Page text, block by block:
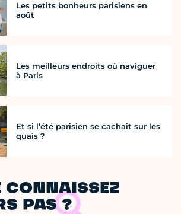
Les petits bonheurs parisiens en
août
Les meilleurs endroits où naviguer
à Paris
Et si l’été parisien se cachait sur les
quais ?
CONNAISSEZ
PAS ?